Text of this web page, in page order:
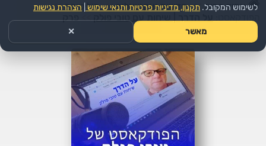
עמוד הבית >> חדשות ואקטואליה >> פוליטיקה >>
על הדרך | שיחות עם טובי פולק >>פרק
לשימוש המקובל. תקנון, מדיניות פרטיות ותנאי שימוש הצהרת נגישות
מאשר ✕